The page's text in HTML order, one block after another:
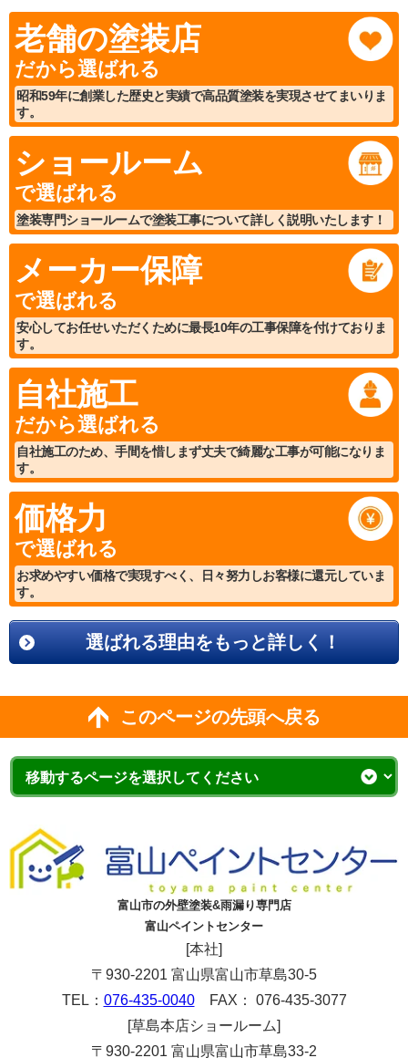
老舗の塗装店
だから選ばれる
昭和59年に創業した歴史と実績で高品質塗装を実現させてまいりま
す。
ショールーム
で選ばれる
塗装専門ショールームで塗装工事について詳しく説明いたします！
メーカー保障
で選ばれる
安心してお任せいただくために最長10年の工事保障を付けておりま
す。
自社施工
だから選ばれる
自社施工のため、手間を惜しまず丈夫で綺麗な工事が可能になりま
す。
価格力
で選ばれる
お求めやすい価格で実現すべく、日々努力しお客様に還元していま
す。
選ばれる理由をもっと詳しく！
このページの先頭へ戻る
富山市の外壁塗装&雨漏り専門店
富山ペイントセンター
[本社]
〒930-2201 富山県富山市草島30-5
TEL： 076-435-0040FAX： 076-435-3077
[草島本店ショールーム]
〒930-2201 富山県富山市草島33-2